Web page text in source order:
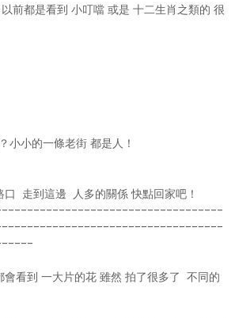
前都是看到 小叮噹 或是 十二生肖之類的 很
小小的一條老街 都是人！
口 走到這邊 人多的關係 快點回家吧！
會看到 一大片的花 雖然 拍了很多了 不同的